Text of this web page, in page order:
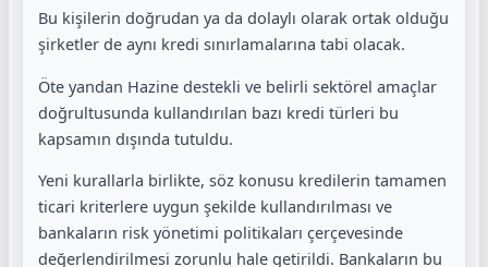
Bu kişilerin doğrudan ya da dolaylı olarak ortak olduğu
şirketler de aynı kredi sınırlamalarına tabi olacak.
Öte yandan Hazine destekli ve belirli sektörel amaçlar
doğrultusunda kullandırılan bazı kredi türleri bu
kapsamın dışında tutuldu.
Yeni kurallarla birlikte, söz konusu kredilerin tamamen
ticari kriterlere uygun şekilde kullandırılması ve
bankaların risk yönetimi politikaları çerçevesinde
değerlendirilmesi zorunlu hale getirildi. Bankaların bu